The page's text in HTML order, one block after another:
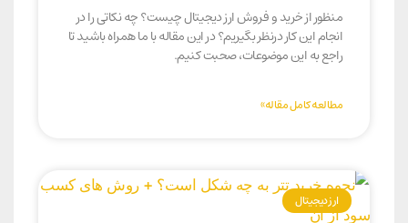
منظور از خرید و فروش ارز دیجیتال چیست؟ چه نکاتی را در
انجام این کار درنظر بگیریم؟ در این مقاله با ما همراه باشید تا
راجع به این موضوعات، صحبت کنیم.
مطالعه کامل مقاله»
ارز دیجیتال